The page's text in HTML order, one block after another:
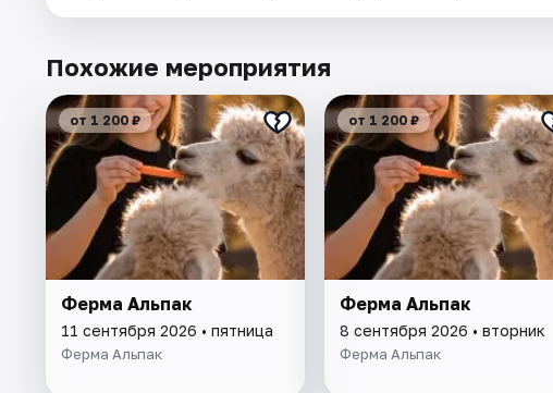
Похожие мероприятия
от 1 200 ₽
Ферма Альпак
11 сентября 2026 • пятница
Ферма Альпак
от 1 200 ₽
Ферма Альпак
8 сентября 2026 • вторник
Ферма Альпак